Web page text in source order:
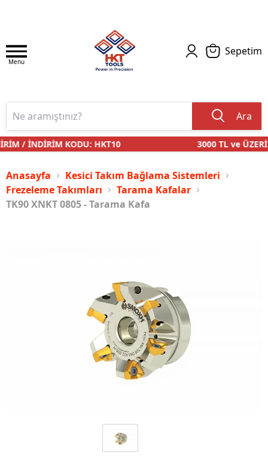
Menu
Sepetim
Ara
/ İNDİRİM KODU: HKT10 3000 TL ve ÜZERİ
Anasayfa
Kesici Takım Bağlama Sistemleri
Frezeleme Takımları
Tarama Kafalar
TK90 XNKT 0805 - Tarama Kafa